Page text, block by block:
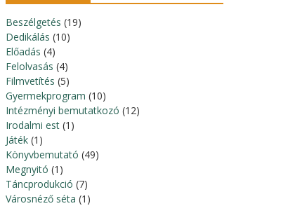
Beszélgetés (19)
Dedikálás (10)
Előadás (4)
Felolvasás (4)
Filmvetítés (5)
Gyermekprogram (10)
Intézményi bemutatkozó (12)
Irodalmi est (1)
Játék (1)
Könyvbemutató (49)
Megnyitó (1)
Táncprodukció (7)
Városnéző séta (1)